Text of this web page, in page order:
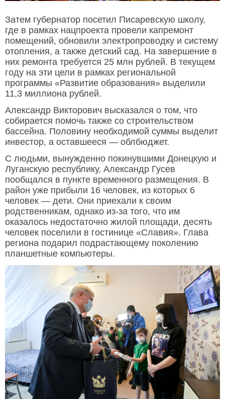
Затем губернатор посетил Писаревскую школу,
где в рамках нацпроекта провели капремонт
помещений, обновили электропроводку и систему
отопления, а также детский сад. На завершение в
них ремонта требуется 25 млн рублей. В текущем
году на эти цели в рамках региональной
программы «Развитие образования» выделили
11,3 миллиона рублей.
Александр Викторович высказался о том, что
собирается помочь также со строительством
бассейна. Половину необходимой суммы выделит
инвестор, а оставшееся — облбюджет.
С людьми, вынужденно покинувшими Донецкую и
Луганскую республику, Александр Гусев
пообщался в пункте временного размещения. В
район уже прибыли 16 человек, из которых 6
человек — дети. Они приехали к своим
родственникам, однако из-за того, что им
оказалось недостаточно жилой площади, десять
человек поселили в гостинице «Славия». Глава
региона подарил подрастающему поколению
планшетные компьютеры.